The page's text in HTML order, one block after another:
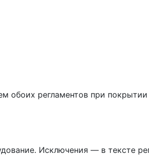
обоих регламентов при
Исключения — в тексте